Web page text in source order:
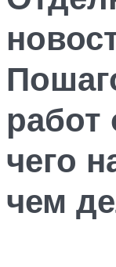
работ
чего
чем